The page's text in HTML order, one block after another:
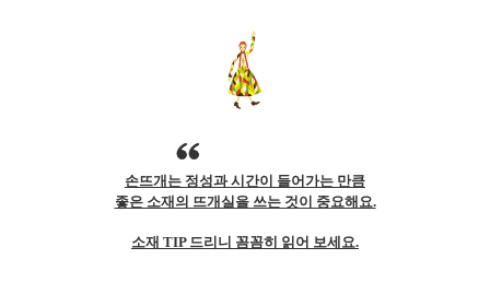
손뜨개는 정성과 시간이 들어가는 만큼
좋은 소재의 뜨개실을 쓰는 것이 중요해요.
소재 TIP 드리니 꼼꼼히 읽어 보세요.